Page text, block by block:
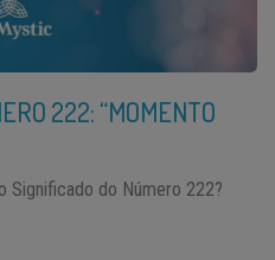
222: “MOMENTO
Significado do Número 222?